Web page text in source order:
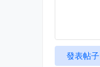
發表帖子